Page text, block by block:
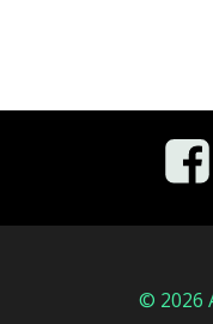
© 2026